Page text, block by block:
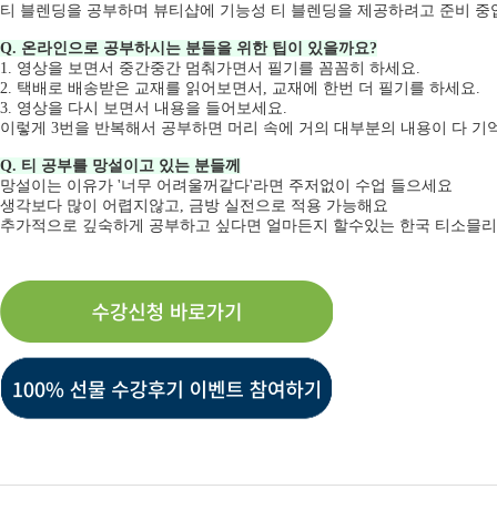
티 블렌딩을 공부하며 뷰티샵에 기능성 티 블렌딩을 제공하려고 준비 중
Q. 온라인으로 공부하시는 분들을 위한 팁이 있을까요?
1. 영상을 보면서 중간중간 멈춰가면서 필기를 꼼꼼히 하세요.
2. 택배로 배송받은 교재를 읽어보면서, 교재에 한번 더 필기를 하세요.
3. 영상을 다시 보면서 내용을 들어보세요.
이렇게 3번을 반복해서 공부하면 머리 속에 거의 대부분의 내용이 다 기
Q. 티 공부를 망설이고 있는 분들께
망설이는 이유가 '너무 어려울꺼같다'라면 주저없이 수업 들으세요
생각보다 많이 어렵지않고, 금방 실전으로 적용 가능해요
추가적으로 깊숙하게 공부하고 싶다면 얼마든지 할수있는 한국 티소믈